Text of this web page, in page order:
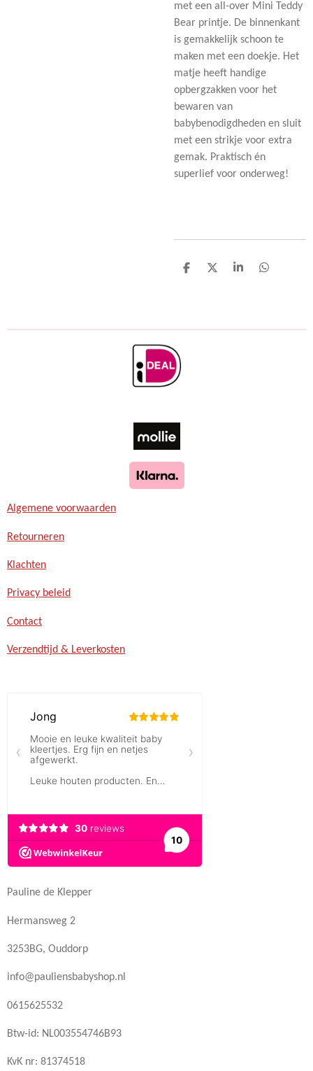
met een all-over Mini Teddy
Bear printje. De binnenkant
is gemakkelijk schoon te
maken met een doekje. Het
matje heeft handige
opbergzakken voor het
bewaren van
babybenodigdheden en sluit
met een strikje voor extra
gemak. Praktisch én
superlief voor onderweg!
D
D
S
D
Algemene voorwaarden
Retourneren
Klachten
Privacy beleid
Contact
Verzendtijd & Leverkosten
Pauline de Klepper
Hermansweg 2
3253BG, Ouddorp
info@pauliensbabyshop.nl
0615625532
Btw-id: NL003554746B93
KvK nr: 81374518